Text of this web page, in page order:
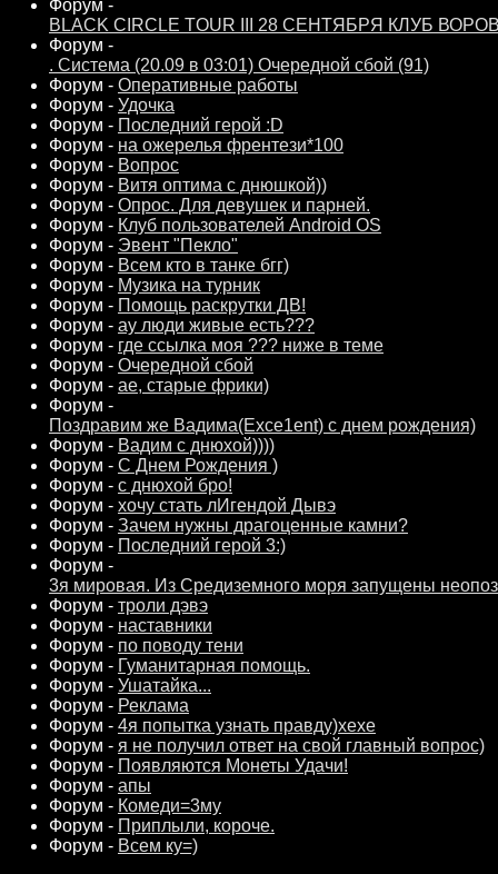
Форум -
BLACK CIRCLE TOUR III 28 СЕНТЯБРЯ КЛУБ
Форум -
. Система (20.09 в 03:01) Очередной сбой (91)
Форум - Оперативные работы
Форум - Удочка
Форум - Последний герой :D
Форум - на ожерелья френтези*100
Форум - Вопрос
Форум - Витя оптима с днюшкой))
Форум - Опрос. Для девушек и парней.
Форум - Клуб пользователей Android OS
Форум - Эвент "Пекло"
Форум - Всем кто в танке бгг)
Форум - Музика на турник
Форум - Помощь раскрутки ДВ!
Форум - ау люди живые есть???
Форум - где ссылка моя ??? ниже в теме
Форум - Очередной сбой
Форум - ае, старые фрики)
Форум -
Поздравим же Вадима(Exce1ent) c днем рождения)
Форум - Вадим с днюхой))))
Форум - С Днем Рождения )
Форум - с днюхой бро!
Форум - хочу стать лИгендой Дывэ
Форум - Зачем нужны драгоценные камни?
Форум - Последний герой 3:)
Форум -
3я мировая. Из Средиземного моря запущены
Форум - троли дэвэ
Форум - наставники
Форум - по поводу тени
Форум - Гуманитарная помощь.
Форум - Ушатайка...
Форум - Реклама
Форум - 4я попытка узнать правду)хехе
Форум - я не получил ответ на свой главный вопрос)
Форум - Появляются Монеты Удачи!
Форум - апы
Форум - Комеди=3му
Форум - Приплыли, короче.
Форум - Всем ку=)